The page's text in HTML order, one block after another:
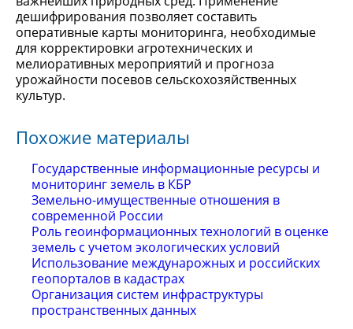
дешифрирования позволяет составить
оперативные карты мониторинга, необходимые
для корректировки агротехнических и
мелиоративных мероприятий и прогноза
урожайности посевов сельскохозяйственных
культур.
Похожие материалы
Государственные информационные ресурсы и
мониторинг земель в КБР
Земельно-имущественные отношения в
современной России
Роль геоинформационных технологий в оценке
земель с учетом экологических условий
Использование междунарожных и российских
геопорталов в кадастрах
Организация систем инфраструктуры
пространственных данных